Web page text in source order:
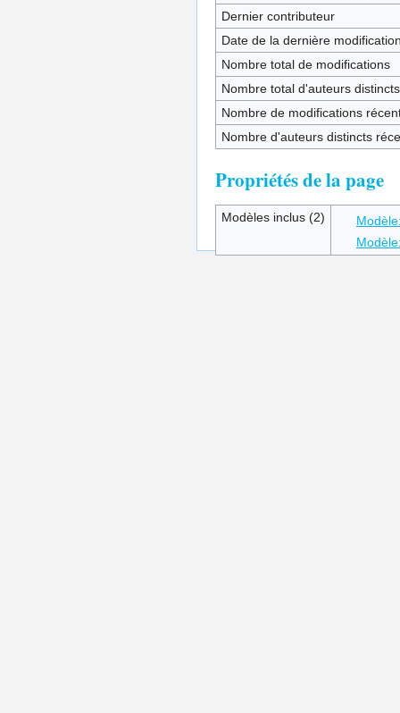
Dernier contributeur
Date de la dernière
Nombre total de modifications
Nombre total d'auteurs distincts
Nombre de modifications
Nombre d'auteurs distincts
Propriétés de la page
Modèles inclus (2)